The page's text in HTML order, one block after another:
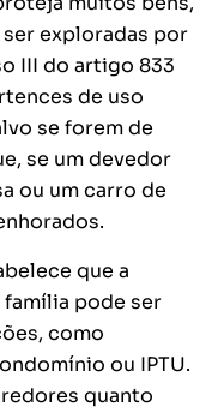
exploradas por
III do artigo 833
de uso
se forem de
se um devedor
ou um carro de
que a
pode ser
como
ou IPTU.
quanto